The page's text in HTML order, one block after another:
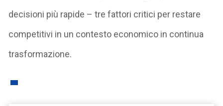
decisioni più rapide – tre fattori critici per restare
competitivi in un contesto economico in continua
trasformazione.